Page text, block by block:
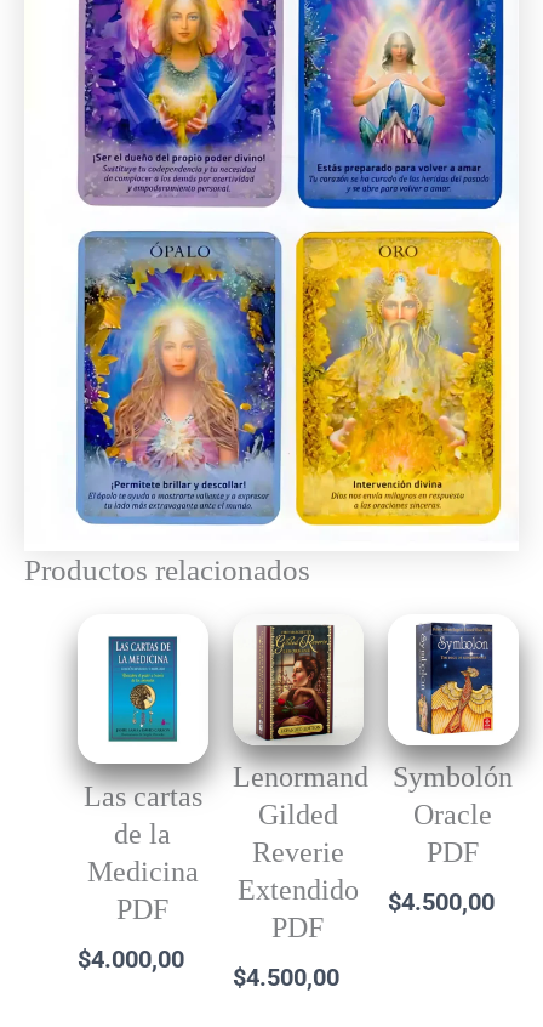
Productos relacionados
Las cartas
de la
Medicina
PDF
$4.000,00
Lenormand
Gilded
Reverie
Extendido
PDF
$4.500,00
Symbolón
Oracle
PDF
$4.500,00